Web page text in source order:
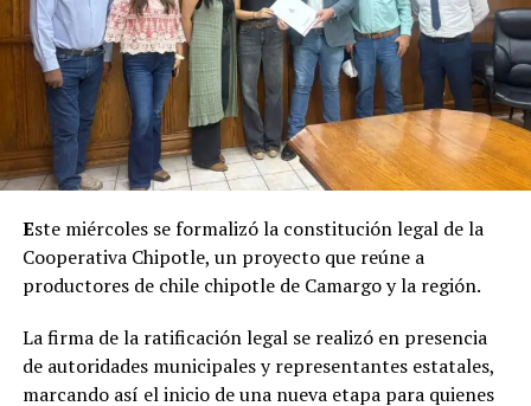
Este miércoles se formalizó la constitución legal de la
Cooperativa Chipotle, un proyecto que reúne a
productores de chile chipotle de Camargo y la región.
La firma de la ratificación legal se realizó en presencia
de autoridades municipales y representantes estatales,
marcando así el inicio de una nueva etapa para quienes